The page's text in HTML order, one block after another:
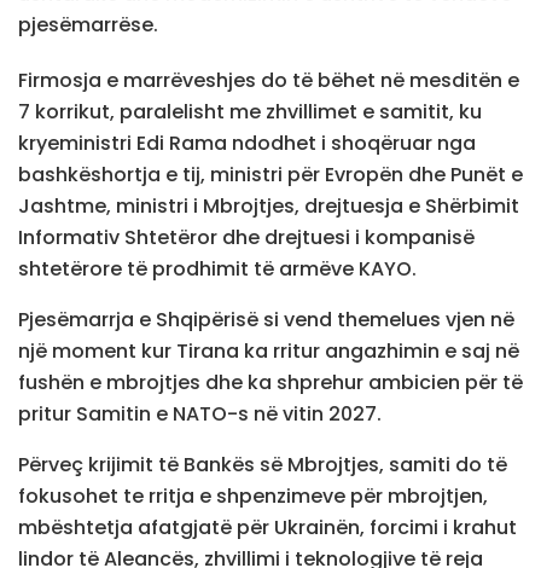
pjesëmarrëse.
Firmosja e marrëveshjes do të bëhet në mesditën e
7 korrikut, paralelisht me zhvillimet e samitit, ku
kryeministri Edi Rama ndodhet i shoqëruar nga
bashkëshortja e tij, ministri për Evropën dhe Punët e
Jashtme, ministri i Mbrojtjes, drejtuesja e Shërbimit
Informativ Shtetëror dhe drejtuesi i kompanisë
shtetërore të prodhimit të armëve KAYO.
Pjesëmarrja e Shqipërisë si vend themelues vjen në
një moment kur Tirana ka rritur angazhimin e saj në
fushën e mbrojtjes dhe ka shprehur ambicien për të
pritur Samitin e NATO-s në vitin 2027.
Përveç krijimit të Bankës së Mbrojtjes, samiti do të
fokusohet te rritja e shpenzimeve për mbrojtjen,
mbështetja afatgjatë për Ukrainën, forcimi i krahut
lindor të Aleancës, zhvillimi i teknologjive të reja